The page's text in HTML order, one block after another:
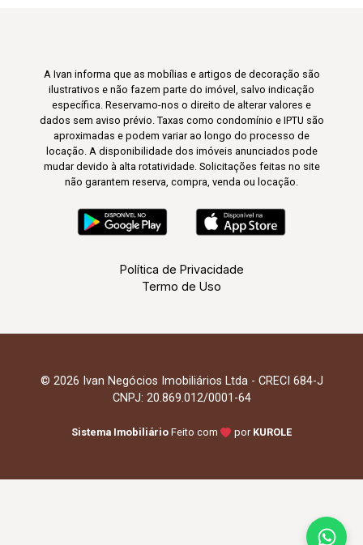
A Ivan informa que as mobílias e artigos de decoração são
ilustrativos e não fazem parte do imóvel, salvo indicação
específica. Reservamo-nos o direito de alterar valores e
dados sem aviso prévio. Taxas como condomínio e IPTU são
aproximadas e podem variar ao longo do processo de
locação. A disponibilidade dos imóveis anunciados pode
mudar devido à alta rotatividade. Solicitações feitas no site
não garantem reserva, compra, venda ou locação.
Política de Privacidade
Termo de Uso
© 2026 Ivan Negócios Imobiliários Ltda - CRECI 684-J
CNPJ: 20.869.012/0001-64
Sistema Imobiliário Feito com por KUROLE